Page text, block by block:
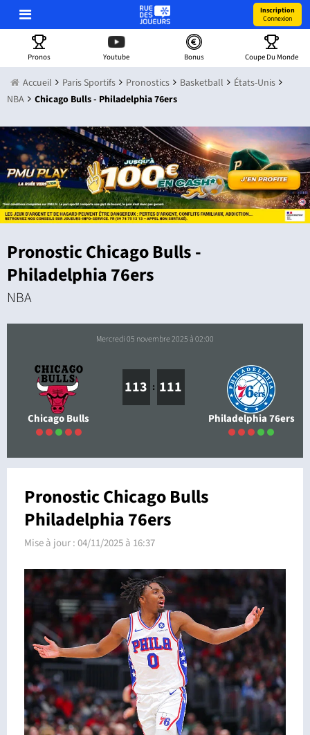
Inscription
Connexion
Pronos Youtube Bonus Coupe Du Monde
Accueil Paris Sportifs Pronostics Basketball
États-Unis
NBA
Chicago Bulls - Philadelphia 76ers
Pronostic Chicago Bulls -
Philadelphia 76ers
NBA
Chicago Bulls
113 : 111
mercredi 05 novembre 2025 à 02:00
Philadelphia 76ers
Pronostic Chicago Bulls
Philadelphia 76ers
Mise à jour :04/11/2025 à 16:37